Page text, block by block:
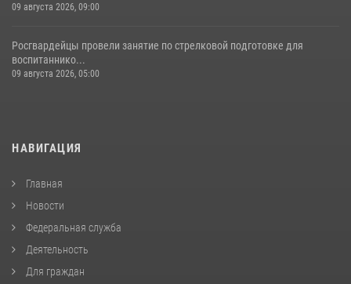
09 августа 2026, 09:00
Росгвардейцы провели занятие по стрелковой подготовке для
воспитаннико...
09 августа 2026, 05:00
НАВИГАЦИЯ
Главная
Новости
Федеральная служба
Деятельность
Для граждан